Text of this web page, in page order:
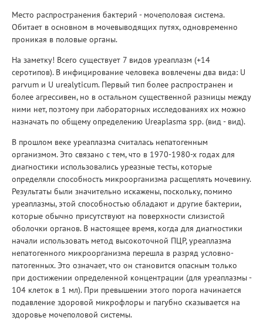
Место распространения бактерий - мочеполовая система.
Обитает в основном в мочевыводящих путях, одновременно
проникая в половые органы.
На заметку! Всего существует 7 видов уреаплазм (+14
серотипов). В инфицирование человека вовлечены два вида: U
parvum и U urealyticum. Первый тип более распространен и
более агрессивен, но в остальном существенной разницы между
ними нет, поэтому при лабораторных исследованиях их можно
назначать по общему определению Ureaplasma spp. (вид - вид).
В прошлом веке уреаплазма считалась непатогенным
организмом. Это связано с тем, что в 1970-1980-х годах для
диагностики использовались уреазные тесты, которые
определяли способность микроорганизма расщеплять мочевину.
Результаты были значительно искажены, поскольку, помимо
уреаплазмы, этой способностью обладают и другие бактерии,
которые обычно присутствуют на поверхности слизистой
оболочки органов. В настоящее время, когда для диагностики
начали использовать метод высокоточной ПЦР, уреаплазма
непатогенного микроорганизма перешла в разряд условно-
патогенных. Это означает, что он становится опасным только
при достижении определенной концентрации (для уреаплазмы -
104 клеток в 1 мл). При превышении этого порога начинается
подавление здоровой микрофлоры и пагубно сказывается на
здоровье мочеполовой системы.